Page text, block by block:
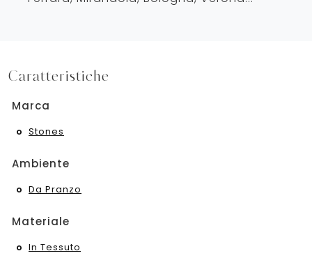
Caratteristiche
Marca
Stones
Ambiente
Da Pranzo
Materiale
In Tessuto